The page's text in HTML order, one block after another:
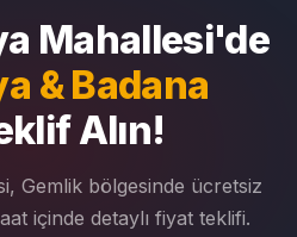
Mahallesi'de
& Badana
Alın!
Gemlik bölgesinde ücretsiz
içinde detaylı fiyat teklifi.